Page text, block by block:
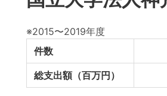
※2015〜2019年度
件数
総支出額（百万円）